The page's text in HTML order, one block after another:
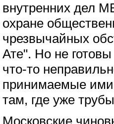
внутренних дел
охране
чрезвычайных
Ате". Но не
что-то
принимаемые ими
там, где уже
Московские